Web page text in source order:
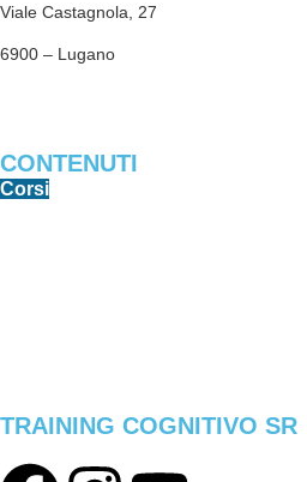
Viale Castagnola, 27
6900 – Lugano
CONTENUTI
Corsi
TRAINING COGNITIVO SR